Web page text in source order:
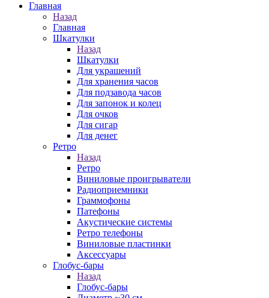
Главная
Назад
Главная
Шкатулки
Назад
Шкатулки
Для украшений
Для хранения часов
Для подзавода часов
Для запонок и колец
Для очков
Для сигар
Для денег
Ретро
Назад
Ретро
Виниловые проигрыватели
Радиоприемники
Граммофоны
Патефоны
Акустические системы
Ретро телефоны
Виниловые пластинки
Аксессуары
Глобус-бары
Назад
Глобус-бары